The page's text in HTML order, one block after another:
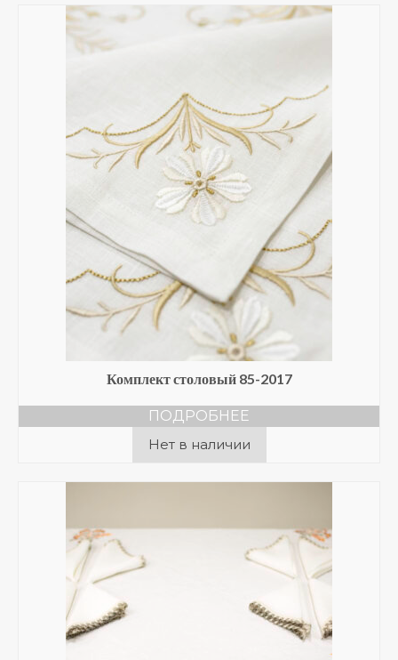
Комплект столовый 85-2017
ПОДРОБНЕЕ
Нет в наличии